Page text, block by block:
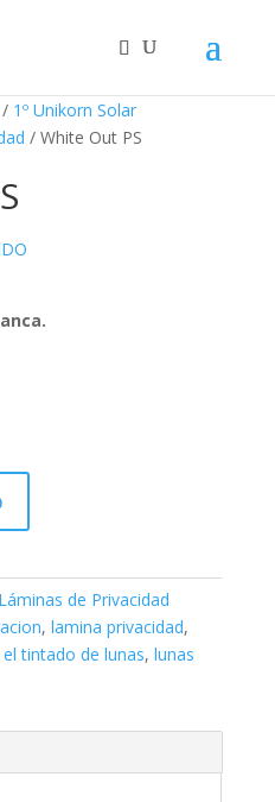
1º Unikorn Solar
/ White Out PS
Láminas de Privacidad
, lamina privacidad,
tintado de lunas, lunas